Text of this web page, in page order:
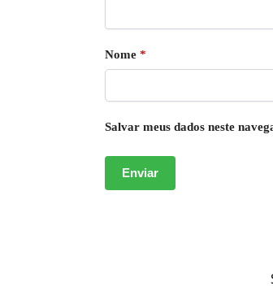
Nome *
Salvar meus dados neste